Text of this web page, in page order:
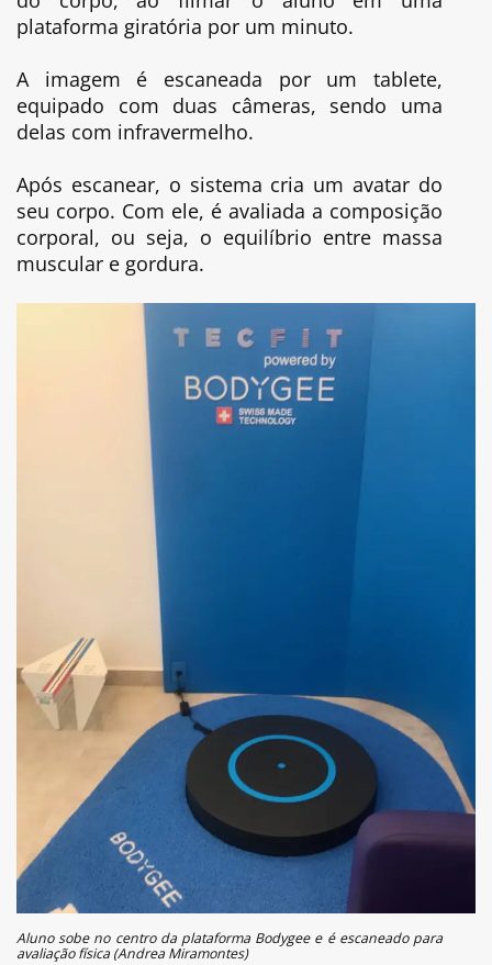
plataforma giratória por um minuto.
A imagem é escaneada por um tablete,
equipado com duas câmeras, sendo uma
delas com infravermelho.
Após escanear, o sistema cria um avatar do
seu corpo. Com ele, é avaliada a composição
corporal, ou seja, o equilíbrio entre massa
muscular e gordura.
Aluno sobe no centro da plataforma Bodygee e é escaneado para
avaliação física (Andrea Miramontes)